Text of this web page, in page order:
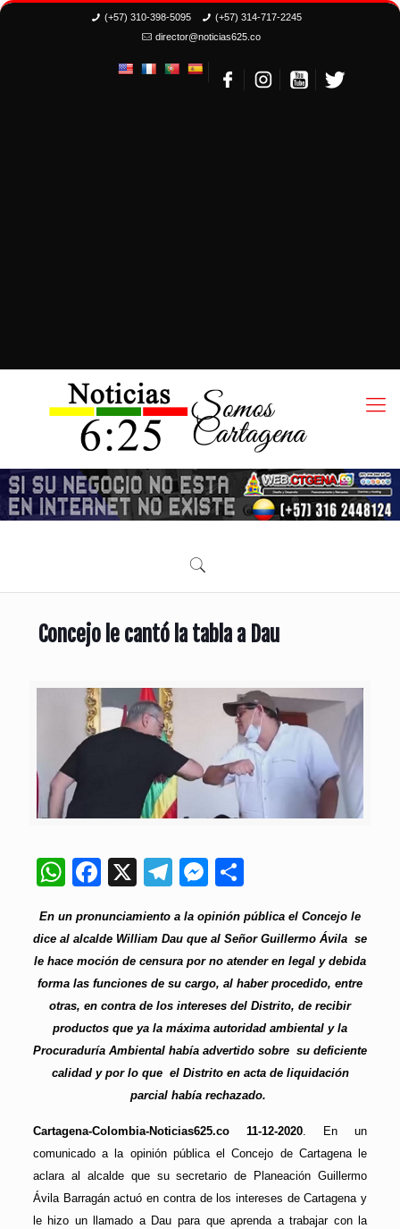
(+57) 310-398-5095
(+57) 314-717-2245
director@noticias625.co
Concejo le cantó la tabla a Dau
WhatsApp
Facebook
X Telegram
Messenger
En un pronunciamiento a la opinión pública el Concejo le
dice al alcalde William Dau que al Señor Guillermo Ávila se
le hace moción de censura por no atender en legal y debida
forma las funciones de su cargo, al haber procedido, entre
otras, en contra de los intereses del Distrito, de recibir
productos que ya la máxima autoridad ambiental y la
Procuraduría Ambiental había advertido sobre su deficiente
calidad y por lo que el Distrito en acta de liquidación
parcial había rechazado.
Cartagena-Colombia-Noticias625.co 11-12-2020. En un
comunicado a la opinión pública el Concejo de Cartagena le
aclara al alcalde que su secretario de Planeación Guillermo
Ávila Barragán actuó en contra de los intereses de Cartagena y
le hizo un llamado a Dau para que aprenda a trabajar con la